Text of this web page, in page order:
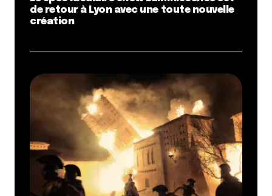
de retour à Lyon avec une toute nouvelle
création